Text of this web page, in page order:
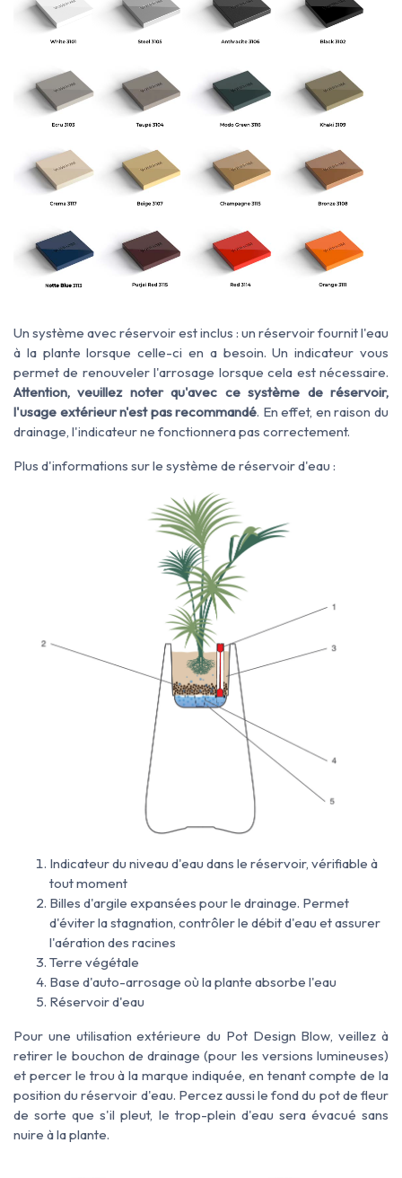
Un système avec réservoir est inclus : un réservoir fournit l'eau
à la plante lorsque celle-ci en a besoin. Un indicateur vous
permet de renouveler l'arrosage lorsque cela est nécessaire.
Attention, veuillez noter qu'avec ce système de réservoir,
l'usage extérieur n'est pas recommandé. En effet, en raison du
drainage, l'indicateur ne fonctionnera pas correctement.
Plus d'informations sur le système de réservoir d'eau :
Indicateur du niveau d'eau dans le réservoir, vérifiable à
tout moment
Billes d'argile expansées pour le drainage. Permet
d'éviter la stagnation, contrôler le débit d'eau et assurer
l'aération des racines
Terre végétale
Base d'auto-arrosage où la plante absorbe l'eau
Réservoir d'eau
Pour une utilisation extérieure du Pot Design Blow,veillez à
retirerle bouchon de drainage (pour les versions lumineuses)
et percer le trou à la marque indiquée, en tenant compte de la
position du réservoir d'eau. Percezaussi le fond du pot de fleur
de sorte que s'il pleut, le trop-plein d'eau sera évacué sans
nuire à la plante.